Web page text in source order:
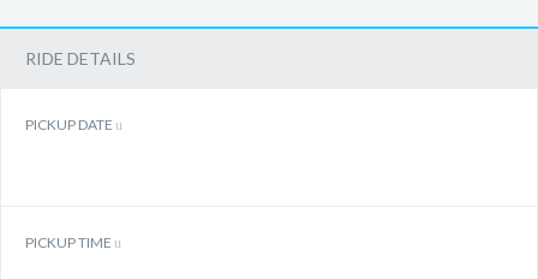
RIDE DETAILS
PICKUP DATE
PICKUP TIME